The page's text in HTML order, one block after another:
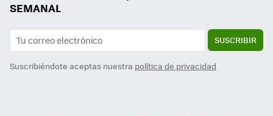
SEMANAL
SUSCRIBIR
Suscribiéndote aceptas nuestra política de privacidad